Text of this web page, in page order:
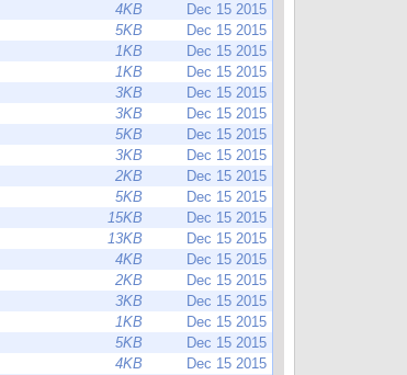
4KB
Dec 15 2015
5KB
Dec 15 2015
1KB
Dec 15 2015
1KB
Dec 15 2015
3KB
Dec 15 2015
3KB
Dec 15 2015
5KB
Dec 15 2015
3KB
Dec 15 2015
2KB
Dec 15 2015
5KB
Dec 15 2015
15KB
Dec 15 2015
13KB
Dec 15 2015
4KB
Dec 15 2015
2KB
Dec 15 2015
3KB
Dec 15 2015
1KB
Dec 15 2015
5KB
Dec 15 2015
4KB
Dec 15 2015